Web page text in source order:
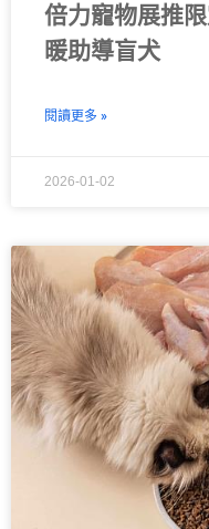
倍力寵物展推
暖助導盲犬
閱讀更多 »
2026-01-02